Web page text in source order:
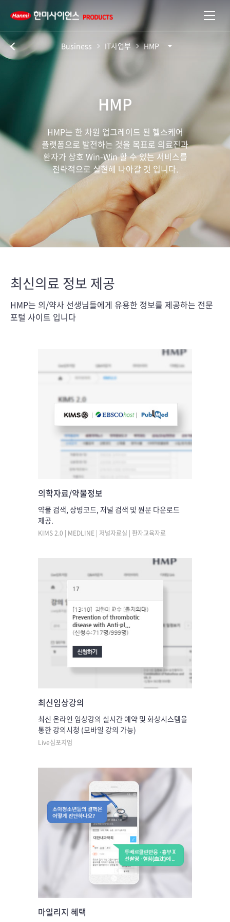
Business IT사업부 HMP
이전
HMP
HMP는 한 차원 업그레이드 된 헬스케어
플랫폼으로 발전하는 것을 목표로 의료진과
환자가 상호 Win-Win 할 수 있는 서비스를
전략적으로 실현해 나아갈 것 입니다.
최신의료 정보 제공
HMP는 의/약사 선생님들에게 유용한 정보를 제공하는 전문
포털 사이트 입니다
의학자료/약물정보
약물 검색, 상병코드, 저널 검색 및 원문 다운로드
제공.
KIMS 2.0 | MEDLINE | 저널자료실 | 환자교육자료
최신임상강의
최신 온라인 임상강의 실시간 예약 및 화상시스템을
통한 강의시청 (모바일 강의 가능)
Live심포지엄
마일리지 혜택